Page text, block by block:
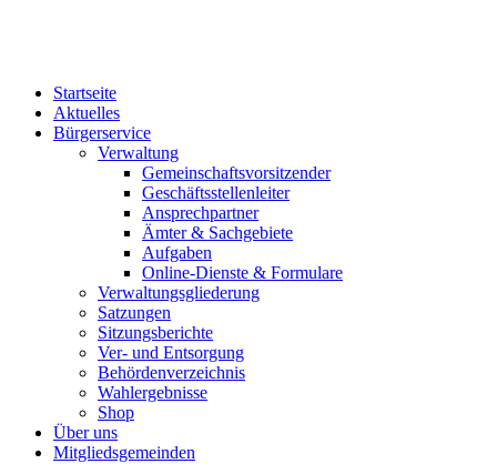
Startseite
Aktuelles
Bürgerservice
Verwaltung
Gemeinschaftsvorsitzender
Geschäftsstellenleiter
Ansprechpartner
Ämter & Sachgebiete
Aufgaben
Online-Dienste & Formulare
Verwaltungsgliederung
Satzungen
Sitzungsberichte
Ver- und Entsorgung
Behördenverzeichnis
Wahlergebnisse
Shop
Über uns
Mitgliedsgemeinden